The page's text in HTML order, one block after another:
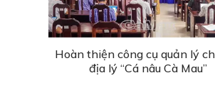
Hoàn thiện công cụ quản lý
địa lý “Cá nâu Cà Mau”